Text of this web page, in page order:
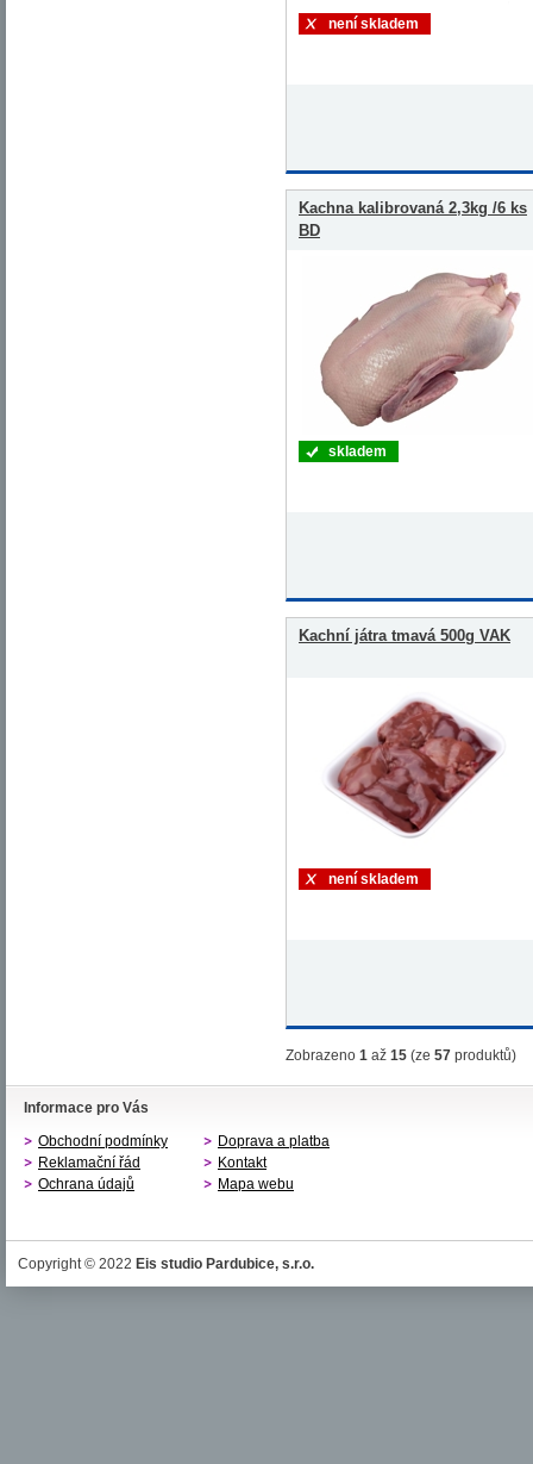
není skladem
Kachna kalibrovaná 2,3kg /6 ks
BD
skladem
Kachní játra tmavá 500g VAK
není skladem
Zobrazeno 1 až 15 (ze 57 produktů)
Informace pro Vás
Obchodní podmínky
Reklamační řád
Ochrana údajů
Doprava a platba
Kontakt
Mapa webu
Copyright © 2022 Eis studio Pardubice, s.r.o.